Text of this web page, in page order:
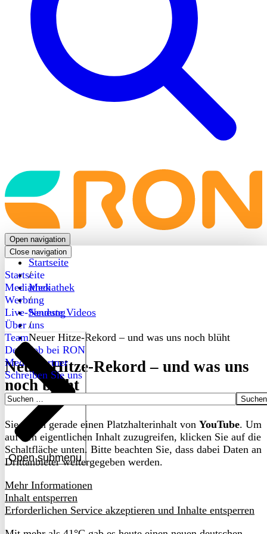
Back
to
frontpage
Open navigation
Close navigation
Startseite
Mediathek
Werbung
Live-Sendung
Über uns
Open submenu
Team
Dein Job bei RON
Medienpartner
Schreiben Sie uns
Suchen
Startseite
/
Mediathek
/
Neueste Videos
/
Neuer Hitze-Rekord – und was uns noch blüht
Neuer Hitze-Rekord – und was uns
noch blüht
Sie sehen gerade einen Platzhalterinhalt von YouTube. Um
auf den eigentlichen Inhalt zuzugreifen, klicken Sie auf die
Schaltfläche unten. Bitte beachten Sie, dass dabei Daten an
Drittanbieter weitergegeben werden.
Mehr Informationen
Inhalt entsperren
Erforderlichen Service akzeptieren und Inhalte entsperren